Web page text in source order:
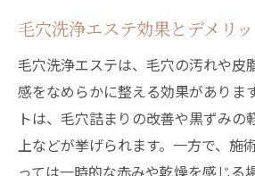
毛穴洗浄エステ効果とデメリ
毛穴洗浄エステは、毛穴の汚れや皮
感をなめらかに整える効果がありま
トは、毛穴詰まりの改善や黒ずみの
上などが挙げられます。一方で、施
っては一時的な赤みや乾燥を感じる